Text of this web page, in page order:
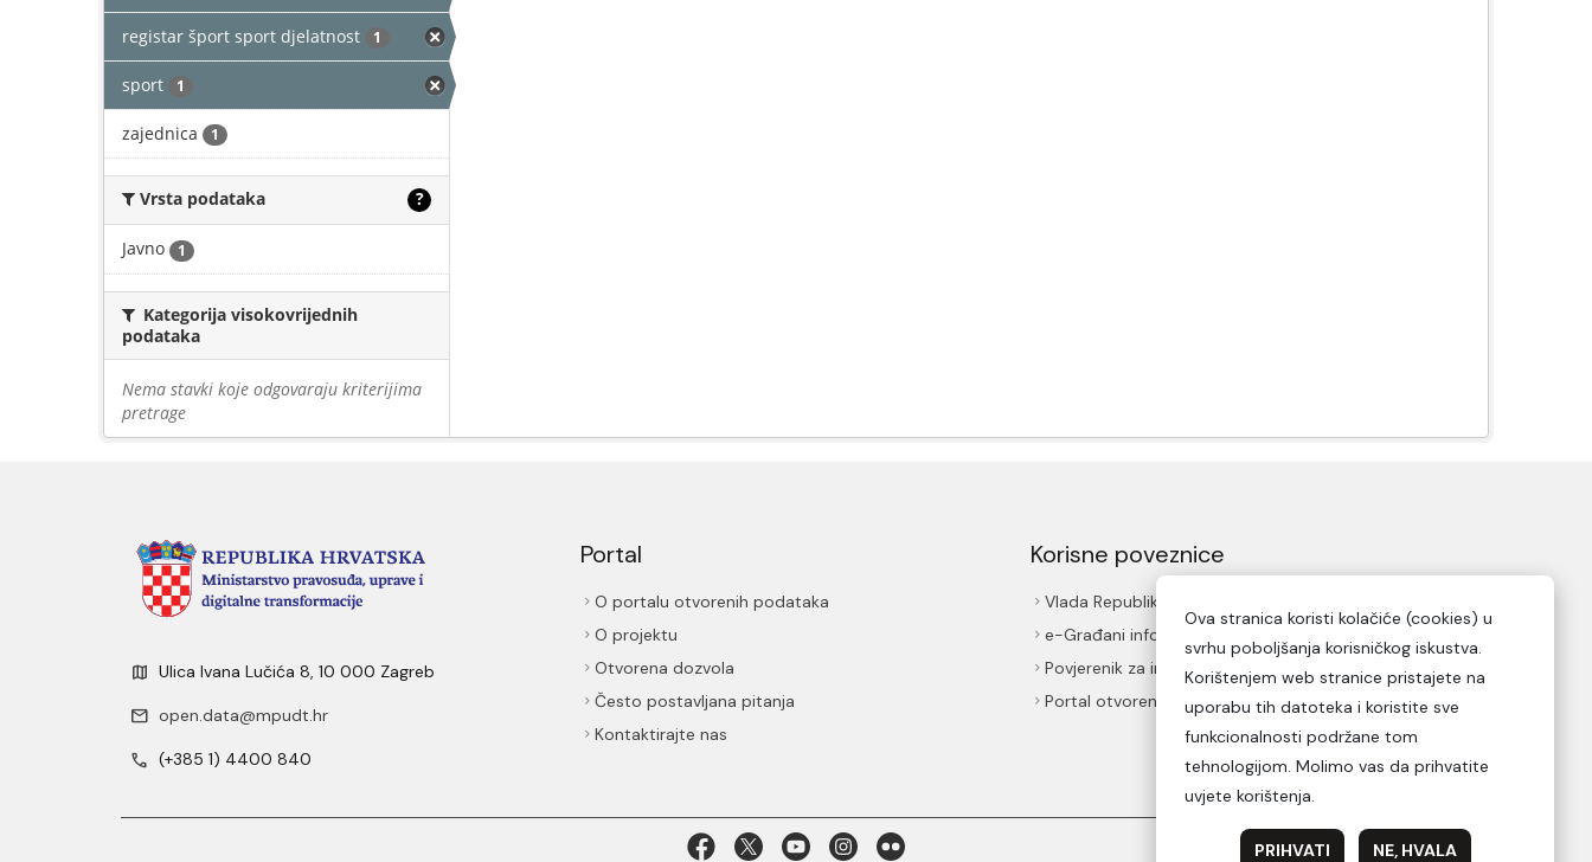
registar šport sport djelatnost 1
sport 1
zajednica 1
Vrsta podataka ?
Javno 1
Kategorija visokovrijednih
podataka
Nema stavki koje odgovaraju kriterijima
pretrage